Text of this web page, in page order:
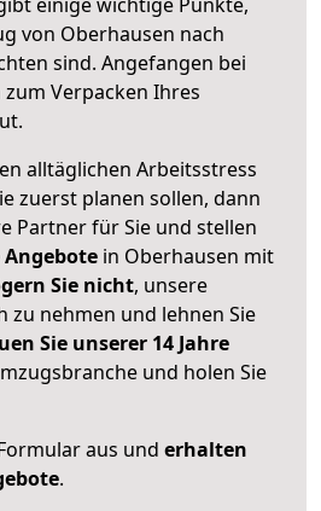
von Oberhausen nach
sind. Angefangen bei
Verpacken Ihres
alltäglichen Arbeitsstress
zuerst planen sollen, dann
Partner für Sie und stellen
in Oberhausen mit
Sie nicht, unsere
zu nehmen und lehnen Sie
Sie unserer 14 Jahre
und holen Sie
aus und erhalten
.